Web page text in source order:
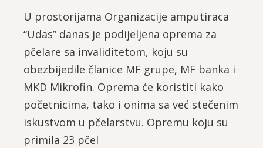
U prostorijama Organizacije amputiraca
“Udas” danas je podijeljena oprema za
pčelare sa invaliditetom, koju su
obezbijedile članice MF grupe, MF banka i
MKD Mikrofin. Oprema će koristiti kako
početnicima, tako i onima sa već stečenim
iskustvom u pčelarstvu. Opremu koju su
primila 23 pčel